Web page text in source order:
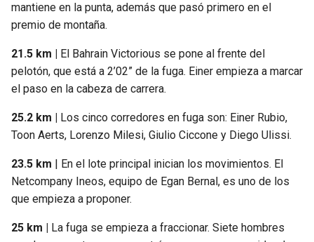
mantiene en la punta, además que pasó primero en el
premio de montaña.
21.5 km |
El Bahrain Victorious se pone al frente del
pelotón, que está a 2’02” de la fuga. Einer empieza a marcar
el paso en la cabeza de carrera.
25.2 km |
Los cinco corredores en fuga son: Einer Rubio,
Toon Aerts, Lorenzo Milesi, Giulio Ciccone y Diego Ulissi.
23.5 km
| En el lote principal inician los movimientos. El
Netcompany Ineos, equipo de Egan Bernal, es uno de los
que empieza a proponer.
25 km |
La fuga se empieza a fraccionar. Siete hombres